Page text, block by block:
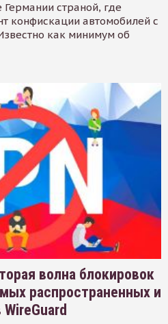
Германии страной, где
конфискации автомобилей с
как минимум об
волна блокировок
распространенных и